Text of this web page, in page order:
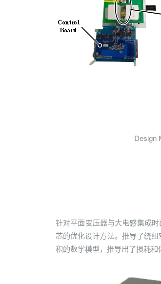
Design
针对平面变压器与大电感集成
芯的优化设计方法。推导了绕
积的数学模型，推导出了损耗和